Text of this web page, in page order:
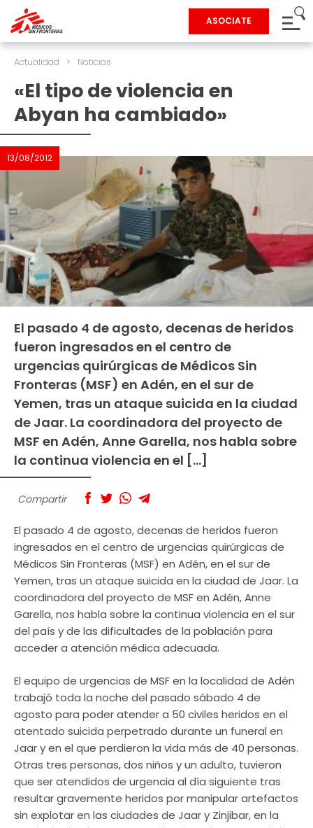
ASOCIATE
Actualidad > Noticias
«El tipo de violencia en
Abyan ha cambiado»
13/08/2012
El pasado 4 de agosto, decenas de heridos
fueron ingresados en el centro de
urgencias quirúrgicas de Médicos Sin
Fronteras (MSF) en Adén, en el sur de
Yemen, tras un ataque suicida en la ciudad
de Jaar. La coordinadora del proyecto de
MSF en Adén, Anne Garella, nos habla sobre
la continua violencia en el […]
Compartir
El pasado 4 de agosto, decenas de heridos fueron
ingresados en el centro de urgencias quirúrgicas de
Médicos Sin Fronteras (MSF) en Adén, en el sur de
Yemen, tras un ataque suicida en la ciudad de Jaar. La
coordinadora del proyecto de MSF en Adén, Anne
Garella, nos habla sobre la continua violencia en el sur
del país y de las dificultades de la población para
acceder a atención médica adecuada.
El equipo de urgencias de MSF en la localidad de Adén
trabajó toda la noche del pasado sábado 4 de
agosto para poder atender a 50 civiles heridos en el
atentado suicida perpetrado durante un funeral en
Jaar y en el que perdieron la vida más de 40 personas.
Otras tres personas, dos niños y un adulto, tuvieron
que ser atendidos de urgencia al día siguiente tras
resultar gravemente heridos por manipular artefactos
sin explotar en las ciudades de Jaar y Zinjibar, en la